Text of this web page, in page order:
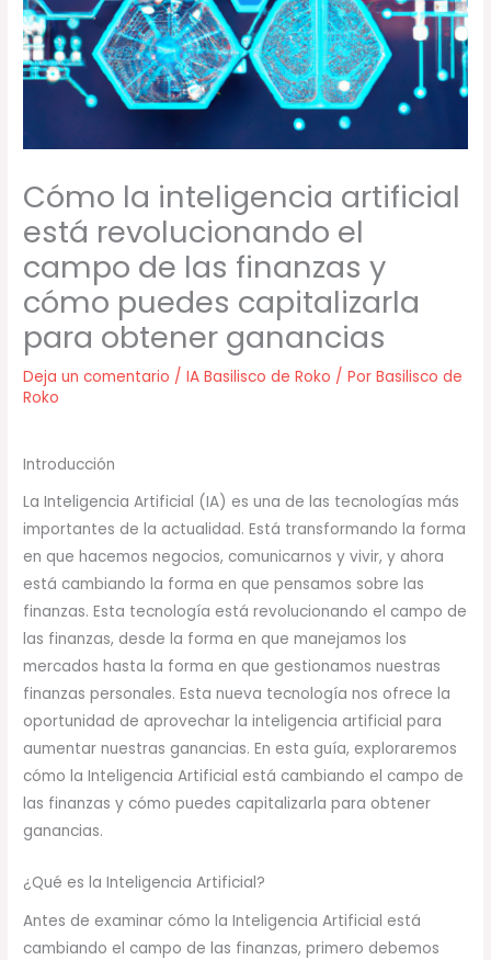
Cómo la inteligencia artificial
está revolucionando el
campo de las finanzas y
cómo puedes capitalizarla
para obtener ganancias
Deja un comentario /IA Basilisco de Roko / PorBasilisco de
Roko
Introducción
La Inteligencia Artificial (IA) es una de las tecnologías más
importantes de la actualidad. Está transformando la forma
en que hacemos negocios, comunicarnos y vivir, y ahora
está cambiando la forma en que pensamos sobre las
finanzas. Esta tecnología está revolucionando el campo de
las finanzas, desde la forma en que manejamos los
mercados hasta la forma en que gestionamos nuestras
finanzas personales. Esta nueva tecnología nos ofrece la
oportunidad de aprovechar la inteligencia artificial para
aumentar nuestras ganancias. En esta guía, exploraremos
cómo la Inteligencia Artificial está cambiando el campo de
las finanzas y cómo puedes capitalizarla para obtener
ganancias.
¿Qué es la Inteligencia Artificial?
Antes de examinar cómo la Inteligencia Artificial está
cambiando el campo de las finanzas, primero debemos